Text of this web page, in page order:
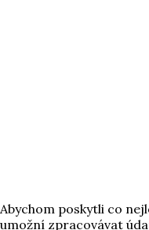
Abychom poskytli co
umožní zpracovávat